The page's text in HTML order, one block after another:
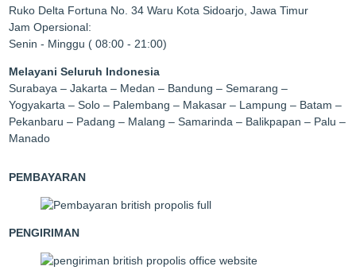
Ruko Delta Fortuna No. 34 Waru Kota Sidoarjo, Jawa Timur
Jam Opersional:
Senin - Minggu ( 08:00 - 21:00)
Melayani Seluruh Indonesia
Surabaya – Jakarta – Medan – Bandung – Semarang –
Yogyakarta – Solo – Palembang – Makasar – Lampung – Batam –
Pekanbaru – Padang – Malang – Samarinda – Balikpapan – Palu –
Manado
PEMBAYARAN
PENGIRIMAN